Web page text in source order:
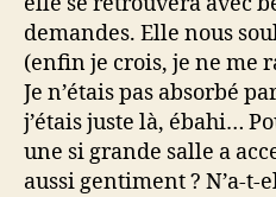
demandes. Elle nous
(enfin je crois, je ne me
Je n’étais pas absorbé
j’étais juste là, ébahi…
une si grande salle a
aussi gentiment ? N’a-t-